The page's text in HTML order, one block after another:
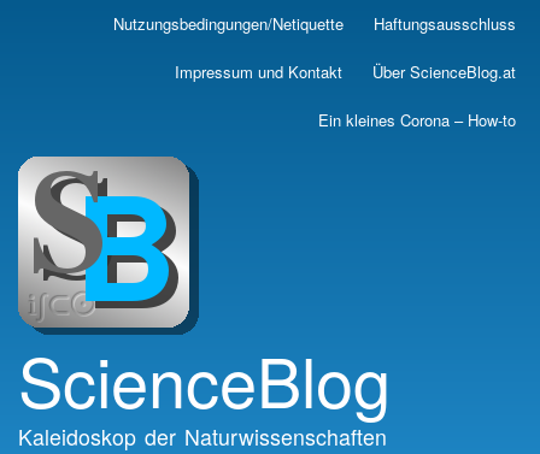
Skip
main
Nutzungsbedingungen/Netiquette Haftungsausschluss
Impressum und Kontakt Über ScienceBlog.at
Ein kleines Corona – How-to
ScienceBlog
Kaleidoskop der Naturwissenschaften